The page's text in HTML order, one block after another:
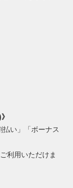
い」「ボーナス
利用いただけま